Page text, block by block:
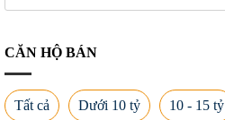
CĂN HỘ BÁN
Tất cả Dưới 10 tỷ 10 - 15 tỷ